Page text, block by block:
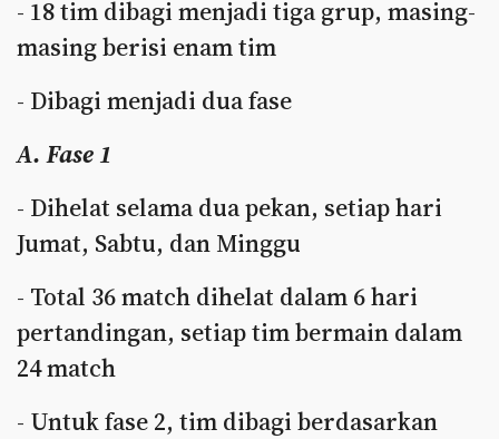
- 18 tim dibagi menjadi tiga grup, masing-
masing berisi enam tim
- Dibagi menjadi dua fase
A. Fase 1
- Dihelat selama dua pekan, setiap hari
Jumat, Sabtu, dan Minggu
- Total 36 match dihelat dalam 6 hari
pertandingan, setiap tim bermain dalam
24 match
- Untuk fase 2, tim dibagi berdasarkan